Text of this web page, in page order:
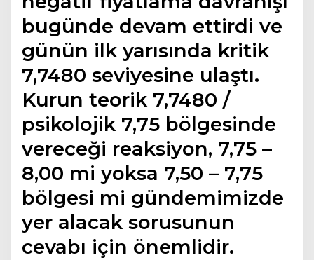
bugünde devam ettirdi ve
günün ilk yarısında kritik
7,7480 seviyesine ulaştı.
Kurun teorik 7,7480 /
psikolojik 7,75 bölgesinde
vereceği reaksiyon, 7,75 –
8,00 mi yoksa 7,50 – 7,75
bölgesi mi gündemimizde
yer alacak sorusunun
cevabı için önemlidir.